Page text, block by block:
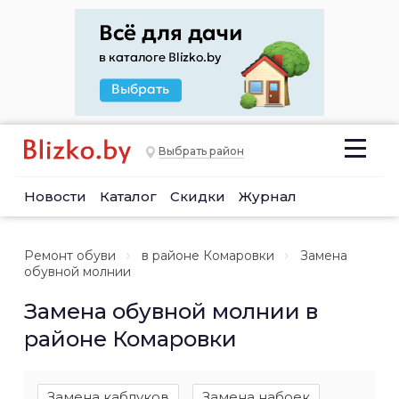
Выбрать район
Новости Каталог Скидки Журнал
Ремонт обуви в районе Комаровки
Замена
обувной молнии
Замена обувной молнии в
районе Комаровки